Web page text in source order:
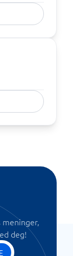
meninger,
deg!